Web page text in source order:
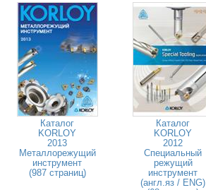
Каталог
KORLOY
2013
Металлорежущий
инструмент
(987 страниц)
Каталог
KORLOY
2012
Специальный
режущий
инструмент
(англ.яз / ENG)